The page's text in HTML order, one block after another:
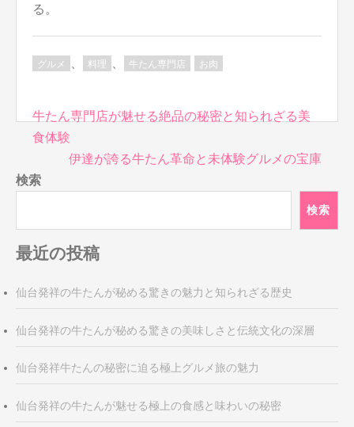
る。
グルメ 料理 牛たん専門店 お肉
投
稿
ビ
ゲ
シ
ョ
牛たん専門店が魅せる絶品の秘密と知られざる美
食体験
伊達が誇る牛たん革命と未体験グルメの宝庫
検索
検索
最近の投稿
仙台発祥の牛たんが秘める驚きの魅力と知られざる歴史
仙台発祥の牛たんが秘める驚きの美味しさと伝統文化の深層
仙台発祥牛たんの秘密に迫る極上グルメ旅の魅力
仙台発祥の牛たんが魅せる極上の食感と味わいの秘密